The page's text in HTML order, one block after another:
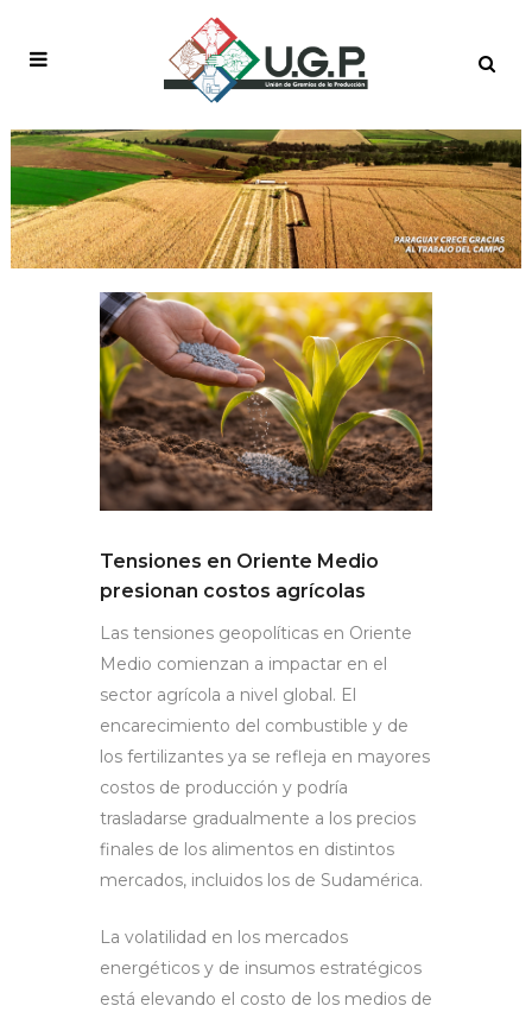
Tensiones en Oriente Medio
presionan costos agrícolas
Las tensiones geopolíticas en Oriente
Medio comienzan a impactar en el
sector agrícola a nivel global. El
encarecimiento del combustible y de
los fertilizantes ya se refleja en mayores
costos de producción y podría
trasladarse gradualmente a los precios
finales de los alimentos en distintos
mercados, incluidos los de Sudamérica.
La volatilidad en los mercados
energéticos y de insumos estratégicos
está elevando el costo de los medios de